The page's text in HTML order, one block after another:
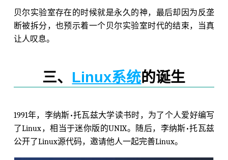
贝尔实验室存在的时候就是永久的神，最后却因为反垄
断被拆分，也预示着一个贝尔实验室时代的结束，当真
让人叹息。
三、 Linux系统的诞生
1991年，李纳斯•托瓦兹大学读书时，为了个人爱好编写
了Linux，相当于迷你版的UNIX。随后，李纳斯•托瓦兹
公开了Linux源代码，邀请他人一起完善Linux。